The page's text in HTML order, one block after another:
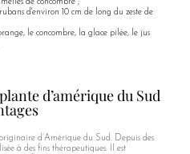
de concombre ;
d'environ 10 cm de long du zeste de
le concombre, la glace pilée, le jus
d’amérique du Sud
originaire d’Amérique du Sud. Depuis des
à des fins thérapeutiques. Il est